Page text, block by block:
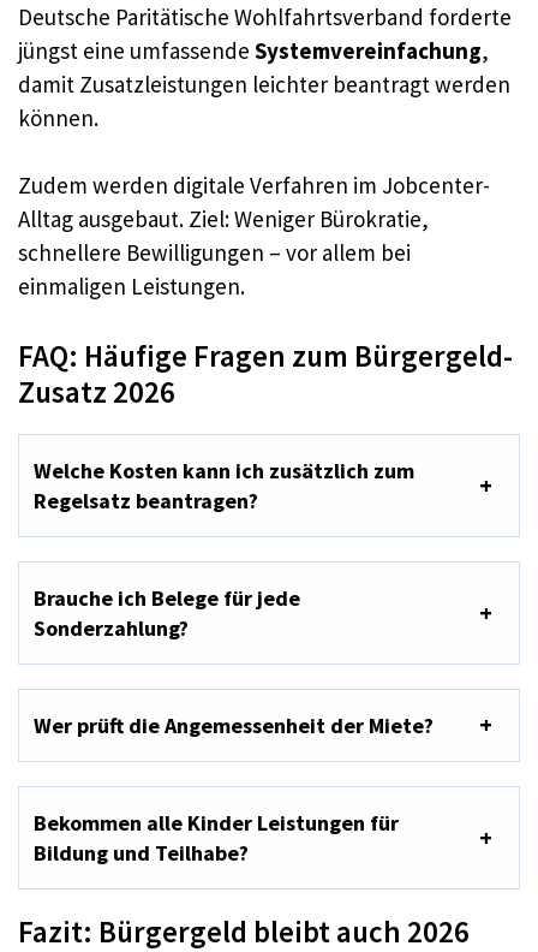
Deutsche Paritätische Wohlfahrtsverband forderte
jüngst eine umfassende Systemvereinfachung,
damit Zusatzleistungen leichter beantragt werden
können.
Zudem werden digitale Verfahren im Jobcenter-
Alltag ausgebaut. Ziel: Weniger Bürokratie,
schnellere Bewilligungen – vor allem bei
einmaligen Leistungen.
FAQ: Häufige Fragen zum Bürgergeld-
Zusatz 2026
Welche Kosten kann ich zusätzlich zum
Regelsatz beantragen?
Brauche ich Belege für jede
Sonderzahlung?
Wer prüft die Angemessenheit der Miete?
Bekommen alle Kinder Leistungen für
Bildung und Teilhabe?
Fazit: Bürgergeld bleibt auch 2026